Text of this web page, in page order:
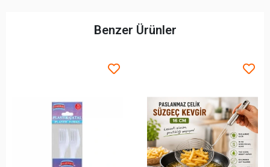
Benzer Ürünler